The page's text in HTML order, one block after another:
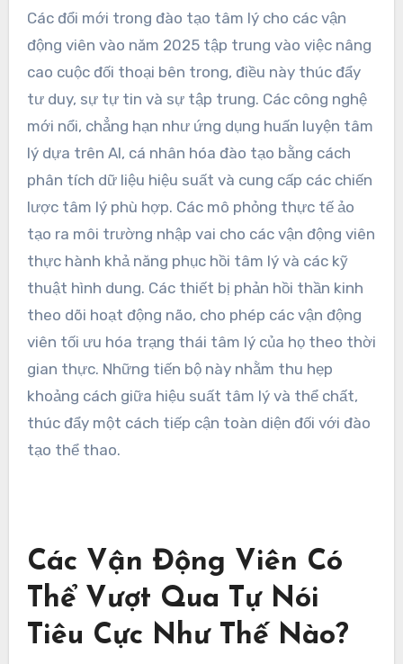
Các đổi mới trong đào tạo tâm lý cho các vận
động viên vào năm 2025 tập trung vào việc nâng
cao cuộc đối thoại bên trong, điều này thúc đẩy
tư duy, sự tự tin và sự tập trung. Các công nghệ
mới nổi, chẳng hạn như ứng dụng huấn luyện tâm
lý dựa trên AI, cá nhân hóa đào tạo bằng cách
phân tích dữ liệu hiệu suất và cung cấp các chiến
lược tâm lý phù hợp. Các mô phỏng thực tế ảo
tạo ra môi trường nhập vai cho các vận động viên
thực hành khả năng phục hồi tâm lý và các kỹ
thuật hình dung. Các thiết bị phản hồi thần kinh
theo dõi hoạt động não, cho phép các vận động
viên tối ưu hóa trạng thái tâm lý của họ theo thời
gian thực. Những tiến bộ này nhằm thu hẹp
khoảng cách giữa hiệu suất tâm lý và thể chất,
thúc đẩy một cách tiếp cận toàn diện đối với đào
tạo thể thao.